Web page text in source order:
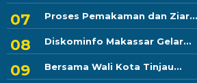
Proses Pemakaman dan Ziar...
Diskominfo Makassar Gelar...
Bersama Wali Kota Tinjau...